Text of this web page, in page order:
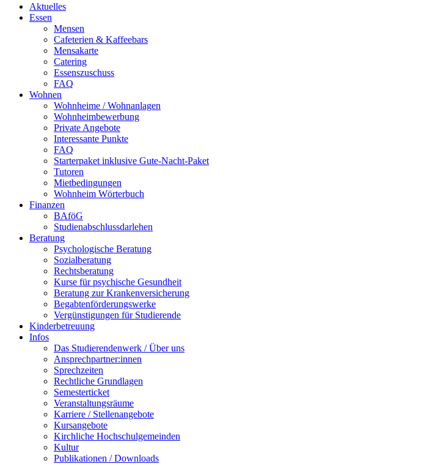
Aktuelles
Essen
Mensen
Cafeterien & Kaffeebars
Mensakarte
Catering
Essenszuschuss
FAQ
Wohnen
Wohnheime / Wohnanlagen
Wohnheimbewerbung
Private Angebote
Interessante Punkte
FAQ
Starterpaket inklusive Gute-Nacht-Paket
Tutoren
Mietbedingungen
Wohnheim Wörterbuch
Finanzen
BAföG
Studienabschlussdarlehen
Beratung
Psychologische Beratung
Sozialberatung
Rechtsberatung
Kurse für psychische Gesundheit
Beratung zur Krankenversicherung
Begabtenförderungswerke
Vergünstigungen für Studierende
Kinderbetreuung
Infos
Das Studierendenwerk / Über uns
Ansprechpartner:innen
Sprechzeiten
Rechtliche Grundlagen
Semesterticket
Veranstaltungsräume
Karriere / Stellenangebote
Kursangebote
Kirchliche Hochschulgemeinden
Kultur
Publikationen / Downloads